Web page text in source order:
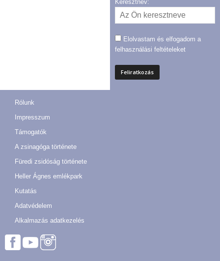
Keresztnév:
Elolvastam és elfogadom a
felhasználási feltételeket
Rólunk
Impresszum
Támogatók
A zsinagóga története
Füredi zsidóság története
Heller Ágnes emlékpark
Kutatás
Adatvédelem
Alkalmazás adatkezelés